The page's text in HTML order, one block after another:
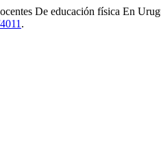
De educación física En
.